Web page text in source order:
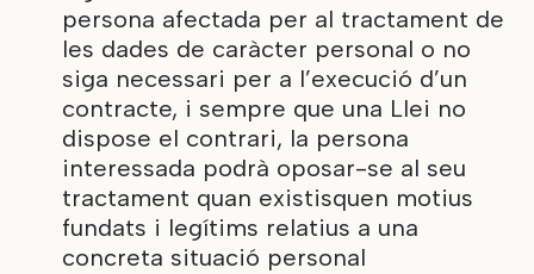
persona afectada per al tractament de
les dades de caràcter personal o no
siga necessari per a l’execució d’un
contracte, i sempre que una Llei no
dispose el contrari, la persona
interessada podrà oposar-se al seu
tractament quan existisquen motius
fundats i legítims relatius a una
concreta situació personal